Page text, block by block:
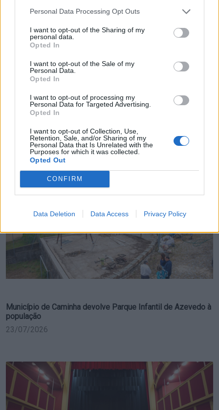
Personal Data Processing Opt Outs
I want to opt-out of the Sharing of my
personal data.
Opted In
I want to opt-out of the Sale of my
Personal Data.
Opted In
I want to opt-out of processing my
Personal Data for Targeted Advertising.
Opted In
I want to opt-out of Collection, Use,
Retention, Sale, and/or Sharing of my
Personal Data that Is Unrelated with the
Purposes for which it was collected.
Opted Out
CONFIRM
Data Deletion Data Access Privacy Policy
entrada norte do edifício da APPACDM
3/08/2026
24/07/2026
Município de Caminha devolve Parque Infantil de Azevedo à
população
23/07/2026